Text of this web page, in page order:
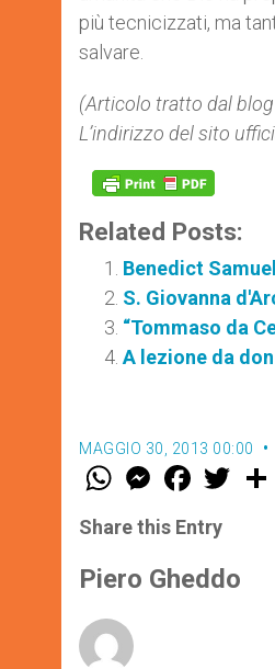
più tecnicizzati, ma
salvare.
(Articolo tratto dal blog
L’indirizzo del sito
Related Posts:
Benedict
S. Giovanna
“Tommaso da
A lezione da
MAGGIO 30, 2013 00:00
W
t
s
p
p
M
e
s
e
g
e
F
a
e
b
o
k
w
r
Share this Entry
Piero Gheddo